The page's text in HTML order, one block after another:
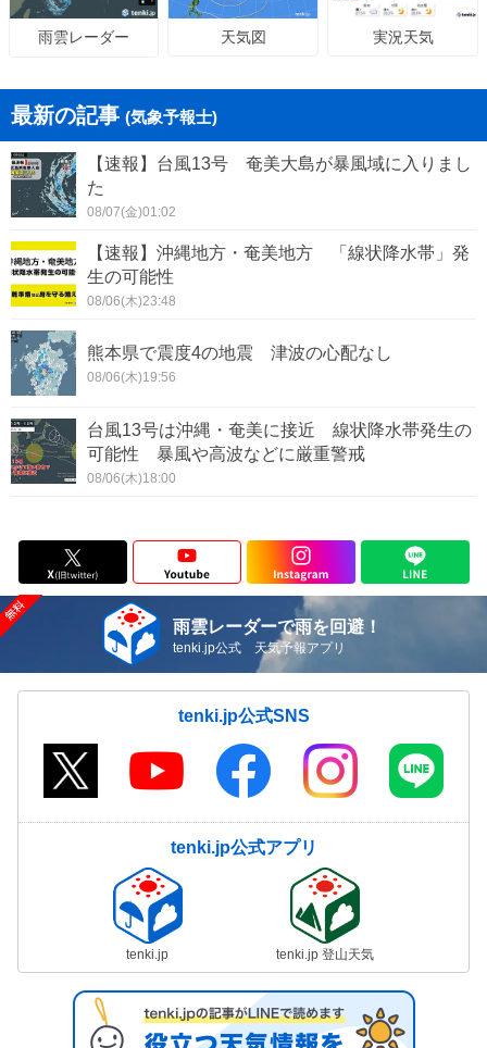
雨雲レーダー 天気図 実況天気
最新の記事 (気象予報士)
【速報】台風13号 奄美大島が暴風域に入りまし
た
08/07(金)01:02
【速報】沖縄地方・奄美地方 「線状降水帯」発
生の可能性
08/06(木)23:48
熊本県で震度4の地震 津波の心配なし
08/06(木)19:56
台風13号は沖縄・奄美に接近 線状降水帯発生の
可能性 暴風や高波などに厳重警戒
08/06(木)18:00
雨雲レーダーで雨を回避！
tenki.jp公式 天気予報アプリ
tenki.jp公式SNS
tenki.jp公式アプリ
tenki.jp tenki.jp 登山天気